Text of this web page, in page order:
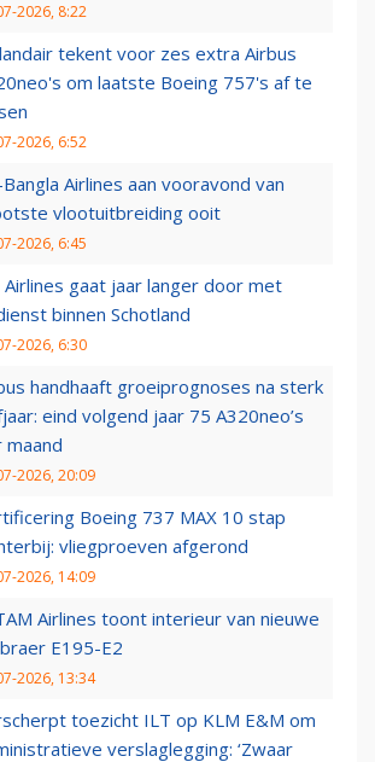
2026, 8:22
tekent voor zes extra Airbus
om laatste Boeing 757's af te
2026, 6:52
Bangla Airlines aan vooravond van
vlootuitbreiding ooit
2026, 6:45
Airlines gaat jaar langer door met
binnen Schotland
2026, 6:30
handhaaft groeiprognoses na sterk
eind volgend jaar 75 A320neo’s
maand
2026, 20:09
Boeing 737 MAX 10 stap
vliegproeven afgerond
2026, 14:09
Airlines toont interieur van nieuwe
E195-E2
2026, 13:34
toezicht ILT op KLM E&M om
verslaglegging: ‘Zwaar